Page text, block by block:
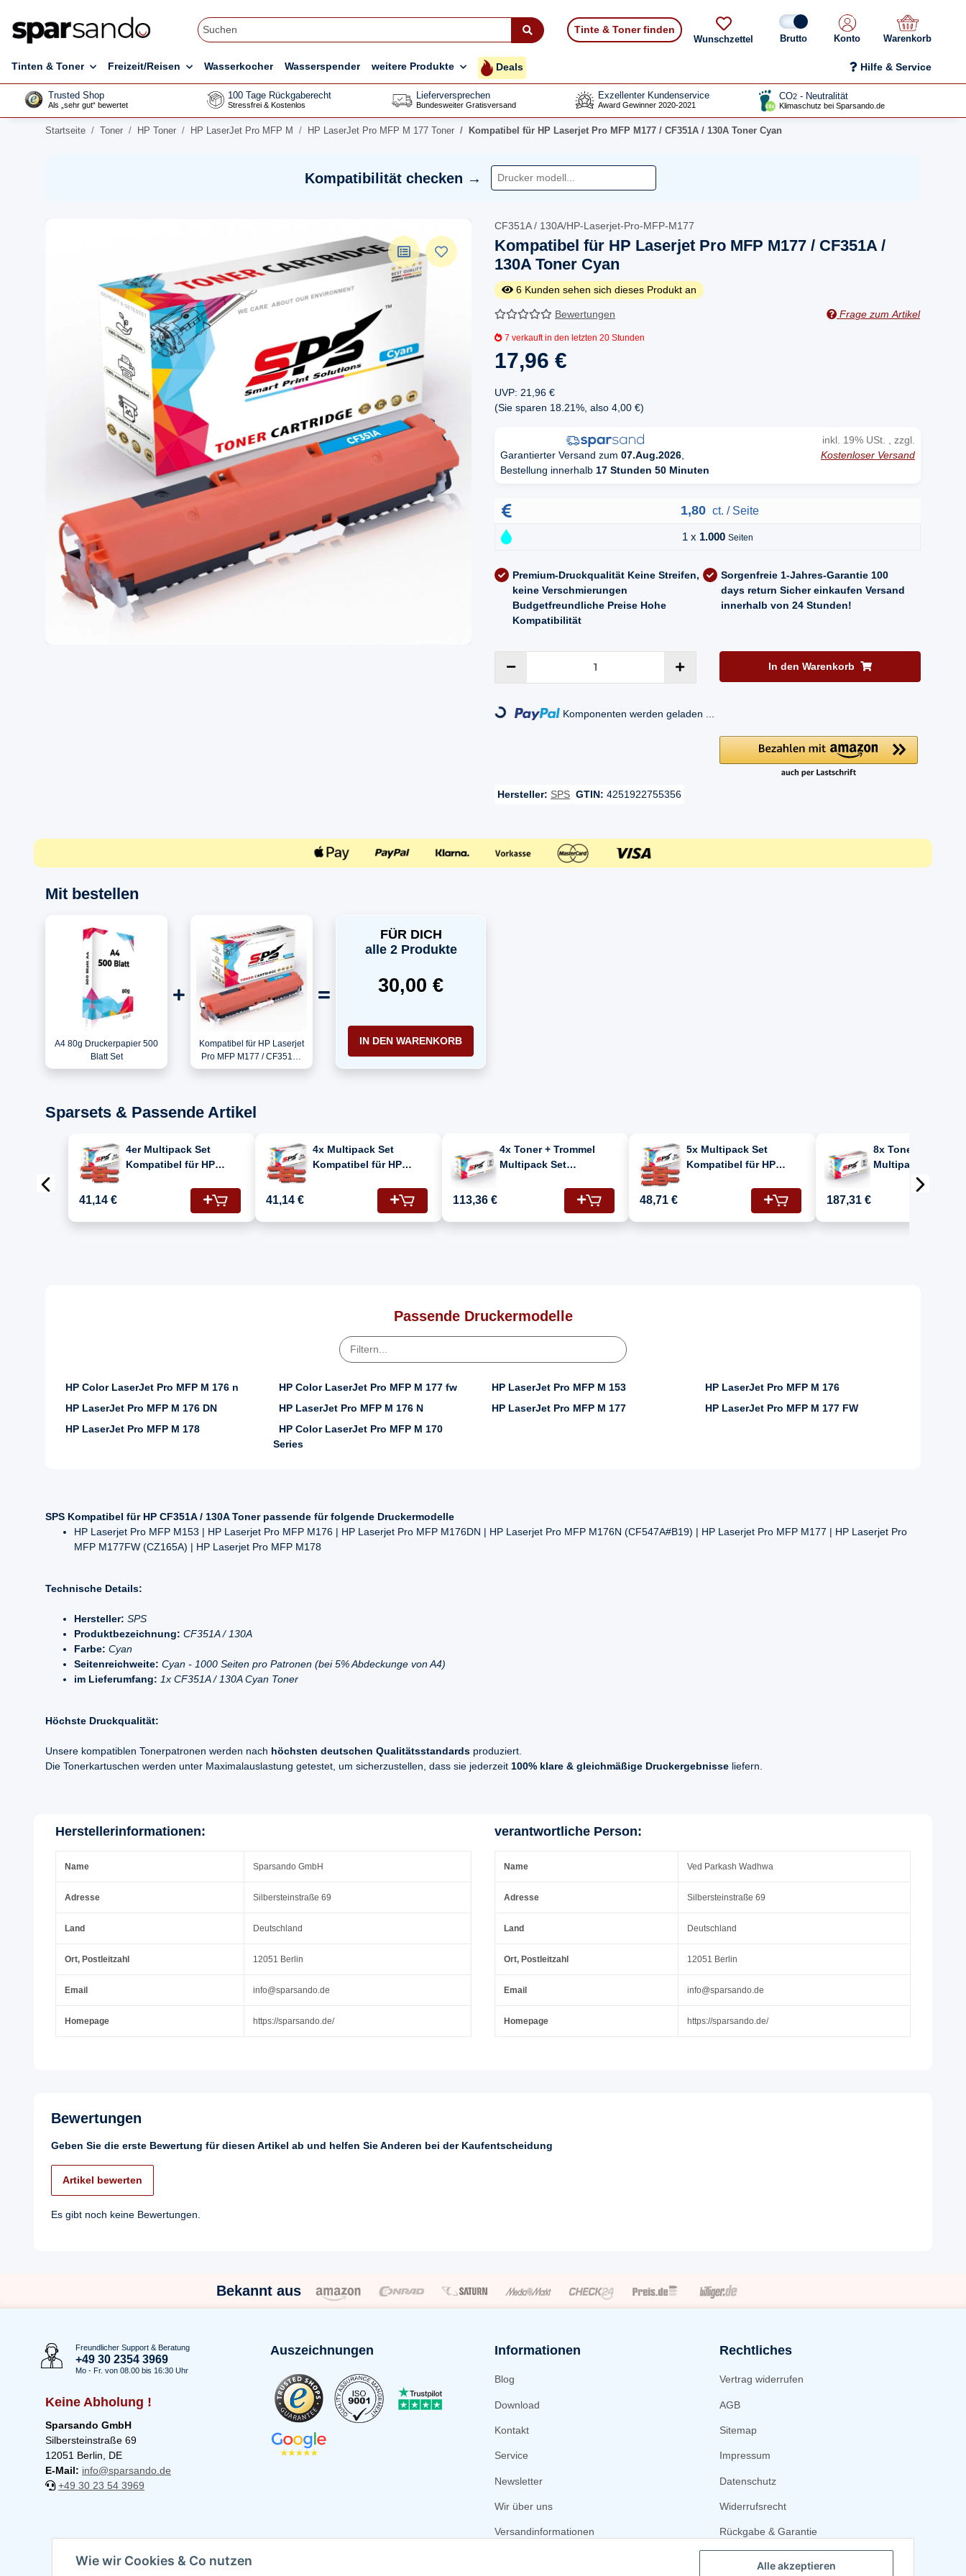
Tinte & Toner finden
Wunschzettel Konto Warenkorb
Tinten & Toner Freizeit/Reisen Wasserkocher Wasserspender weitere Produkte Deals Hilfe & Service
Trusted Shop
Als „sehr gut“ bewertet
100 Tage Rückgaberecht
Stressfrei & Kostenlos
Lieferversprechen
Bundesweiter Gratisversand
Exzellenter Kundenservice
Award Gewinner 2020-2021
CO2 - Neutralität
Klimaschutz bei Sparsando.de
Startseite Toner HP Toner HP LaserJet Pro MFP M HP LaserJet Pro MFP M 177 Toner Kompatibel für HP Laserjet Pro MFP M177 / CF351A / 130A Toner Cyan
Kompatibilität checken →
CF351A / 130A/HP-Laserjet-Pro-MFP-M177
Kompatibel für HP Laserjet Pro MFP M177 / CF351A /
130A Toner Cyan
6 Kunden sehen sich dieses Produkt an
Bewertungen Frage zum Artikel
7 verkauft in den letzten 20 Stunden
17,96 €
UVP: 21,96 €
(Sie sparen 18.21% , also 4,00 €)
Garantierter Versand zum 07.Aug.2026,
Bestellung innerhalb 17 Stunden 50 Minuten
inkl. 19% USt. , zzgl.
Kostenloser Versand
1,80 ct. / Seite
1 x 1.000 Seiten
Premium-Druckqualität Keine Streifen,
keine Verschmierungen
Budgetfreundliche Preise Hohe
Kompatibilität
Sorgenfreie 1-Jahres-Garantie 100
days return Sicher einkaufen Versand
innerhalb von 24 Stunden!
In den Warenkorb
Loading... Komponenten werden geladen ...
Hersteller: SPS GTIN: 4251922755356
Mit bestellen
A4 80g Druckerpapier 500
Blatt Set
Kompatibel für HP Laserjet
Pro MFP M177 / CF351A /
130A Toner Cyan
FÜR DICH
alle 2 Produkte
30,00 €
IN DEN WARENKORB
Sparsets & Passende Artikel
4er Multipack Set
Kompatibel für HP
Drucker Toners HP 130A
CF350A Schwarz,
CF351A Cyan, CF352A
41,14 €
4x Multipack Set
Kompatibel für HP
(130A/CF351A, CF353A,
CF352A, CF350A) Toner
41,14 €
4x Toner + Trommel
Multipack Set
Laserjet Pro MFP M 177
(CE314A, CF350A,
CF351A, CF352A,
113,36 €
5x Multipack Set
Kompatibel für HP
(130A/CF351A, CF353A,
CF352A, CF350A) Toner
48,71 €
8x Toner +
Multipack Set
Kompatibel für HP
Laserjet Pro MFP
CF351A, CF352A,
187,31 €
Passende Druckermodelle
HP Color LaserJet Pro MFP M 176 n HP Color LaserJet Pro MFP M 177 fw HP LaserJet Pro MFP M 153
HP LaserJet Pro MFP M 176
HP LaserJet Pro MFP M 176 DN
HP LaserJet Pro MFP M 176 N HP LaserJet Pro MFP M 177
HP LaserJet Pro MFP M 177 FW
HP LaserJet Pro MFP M 178
HP Color LaserJet Pro MFP M 170
Series
SPS Kompatibel für HP CF351A / 130A Toner passende für folgende Druckermodelle
HP Laserjet Pro MFP M153 | HP Laserjet Pro MFP M176 | HP Laserjet Pro MFP M176DN | HP Laserjet Pro MFP M176N (CF547A#B19) | HP Laserjet Pro MFP M177 | HP Laserjet Pro
MFP M177FW (CZ165A) | HP Laserjet Pro MFP M178
Technische Details:
Hersteller: SPS
Produktbezeichnung: CF351A / 130A
Farbe: Cyan
Seitenreichweite: Cyan - 1000 Seiten pro Patronen (bei 5% Abdeckunge von A4)
im Lieferumfang: 1x CF351A / 130A Cyan Toner
Höchste Druckqualität:
Unsere kompatiblen Tonerpatronen werden nach höchsten deutschen Qualitätsstandards produziert.
Die Tonerkartuschen werden unter Maximalauslastung getestet, um sicherzustellen, dass sie jederzeit 100% klare & gleichmäßige Druckergebnisse liefern.
Herstellerinformationen:
Name Sparsando GmbH
Adresse Silbersteinstraße 69
Land Deutschland
Ort, Postleitzahl 12051 Berlin
Email info@sparsando.de
Homepage https://sparsando.de/
verantwortliche Person:
Name Ved Parkash Wadhwa
Adresse Silbersteinstraße 69
Land Deutschland
Ort, Postleitzahl 12051 Berlin
Email info@sparsando.de
Homepage https://sparsando.de/
Bewertungen
Geben Sie die erste Bewertung für diesen Artikel ab und helfen Sie Anderen bei der Kaufentscheidung
Artikel bewerten
Es gibt noch keine Bewertungen.
Bekannt aus
Freundlicher Support & Beratung
+49 30 2354 3969
Mo - Fr. von 08.00 bis 16:30 Uhr
Keine Abholung !
Sparsando GmbH
Silbersteinstraße 69
12051 Berlin, DE
E-Mail: info@sparsando.de
+49 30 23 54 3969
Auszeichnungen Informationen
Blog
Download
Kontakt
Service
Newsletter
Wir über uns
Versandinformationen
Rechtliches
Vertrag widerrufen
AGB
Sitemap
Impressum
Datenschutz
Widerrufsrecht
Rückgabe & Garantie
Wie wir Cookies & Co nutzen Alle akzeptieren